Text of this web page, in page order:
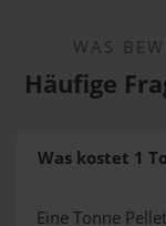
WAS
Häufige
Was kostet 1
Eine Tonne